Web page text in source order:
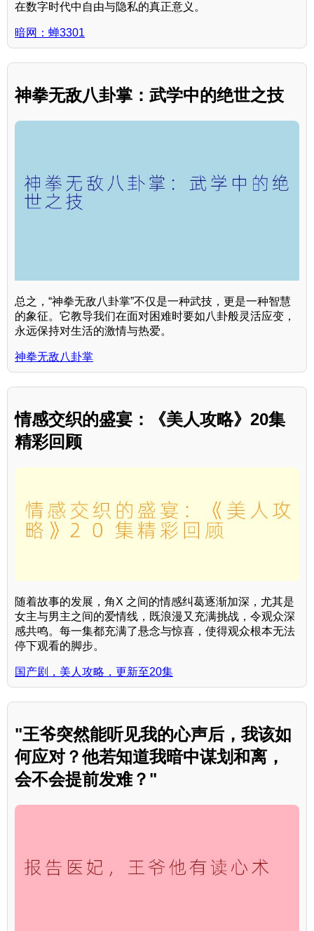
在数字时代中自由与隐私的真正意义。
暗网：蝉3301
神拳无敌八卦掌：武学中的绝世之技
总之，“神拳无敌八卦掌”不仅是一种武技，更是一种智慧
的象征。它教导我们在面对困难时要如八卦般灵活应变，
永远保持对生活的激情与热爱。
神拳无敌八卦掌
情感交织的盛宴：《美人攻略》20集
精彩回顾
随着故事的发展，角X 之间的情感纠葛逐渐加深，尤其是
女主与男主之间的爱情线，既浪漫又充满挑战，令观众深
感共鸣。每一集都充满了悬念与惊喜，使得观众根本无法
停下观看的脚步。
国产剧，美人攻略，更新至20集
"王爷突然能听见我的心声后，我该如
何应对？他若知道我暗中谋划和离，
会不会提前发难？"